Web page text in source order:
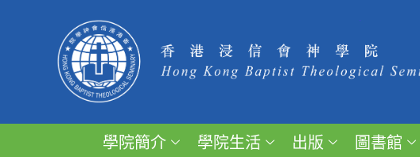
學院簡介 學院生活 出版 圖書館